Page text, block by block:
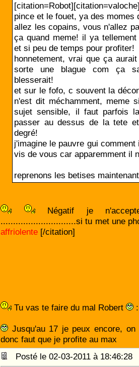
pince et le fouet, ya des momes
allez les copains, vous n'allez
ça quand meme! il ya
et si peu de temps pour profiter!
honnetement, vrai que ça
sorte une blague com ça
blesserait!
et sur le fofo, c souvent la
n'est dit méchamment, meme
sujet sensible, il faut parfois
passer au dessus de la tete
degré!
j'imagine le pauvre gui
vis de vous car apparemment il
reprenons les betises
Négatif je
..............................si tu met une
affriolente [/citation]
Tu vas te faire du mal Robert
Jusqu'au 17 je peux encore,
donc faut que je profite au max
Posté le 02-03-2011 à